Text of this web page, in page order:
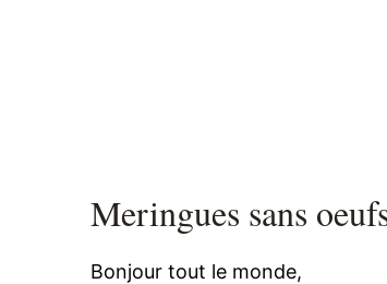
Meringues sans
Bonjour tout le monde,